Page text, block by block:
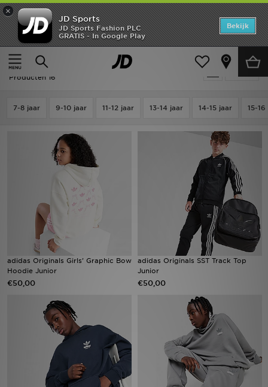
×
JD Sports
JD Sports Fashion PLC
GRATIS - In Google Play
Bekijk
Thuis
Kids Junior Kleding (8-15 jaar) Hoodies & Sweaters
Kids - Adidas Hoodies & Sweaters
Producten 16
7-8 jaar 9-10 jaar 11-12 jaar 13-14 jaar 14-15 jaar 15-
adidas Originals Girls' Graphic Bow
Hoodie Junior
€50,00
adidas Originals SST Track Top
Junior
€50,00
Home
Offers
New In
Voetbal
Sports
Merken
Bestelling traceren
Klantenservice